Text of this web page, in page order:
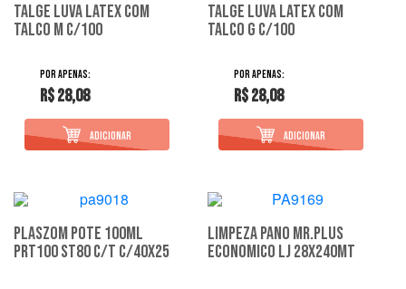
Talge Luva Latex Com
Talco M C/100
R$ 28,08
Talge Luva Latex Com
Talco G C/100
R$ 28,08
Plaszom Pote 100Ml
Prt100 St80 C/T C/40X25
Limpeza Pano Mr.Plus
Economico Lj 28X240Mt